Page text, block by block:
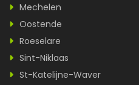
Mechelen
Oostende
Roeselare
Sint-Niklaas
St-Katelijne-Waver